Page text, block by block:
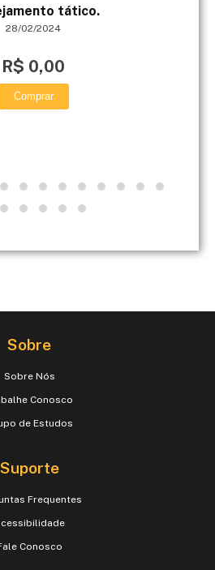
tático.
28/02/2024
R$ 0,00
Comprar
Sobre
Sobre Nós
Conosco
de Estudos
Suporte
Frequentes
Conosco